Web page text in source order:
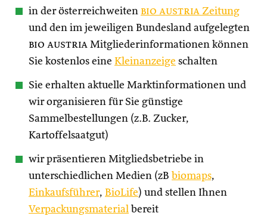
in der österreichweiten bio austria Zeitung
und den im jeweiligen Bundesland aufgelegten
bio austria Mitgliederinformationen können
Sie kostenlos eine Kleinanzeige schalten
Sie erhalten aktuelle Marktinformationen und
wir organisieren für Sie günstige
Sammelbestellungen (z.B. Zucker,
Kartoffelsaatgut)
wir präsentieren Mitgliedsbetriebe in
unterschiedlichen Medien (zB biomaps,
Einkaufsführer, BioLife) und stellen Ihnen
Verpackungsmaterial bereit